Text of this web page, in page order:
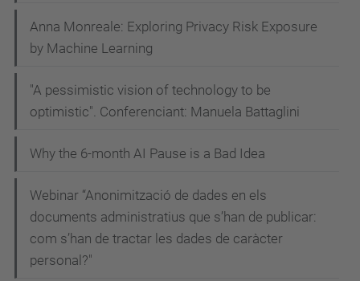
Anna Monreale: Exploring Privacy Risk Exposure
by Machine Learning
"A pessimistic vision of technology to be
optimistic". Conferenciant: Manuela Battaglini
Why the 6-month AI Pause is a Bad Idea
Webinar “Anonimització de dades en els
documents administratius que s’han de publicar:
com s’han de tractar les dades de caràcter
personal?"